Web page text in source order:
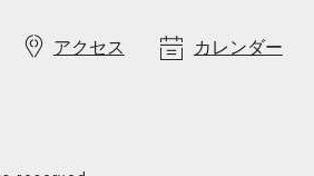
アクセス カレンダー